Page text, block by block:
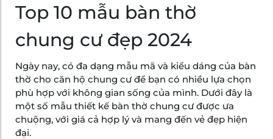
Top 10 mẫu bàn thờ
chung cư đẹp 2024
Ngày nay, có đa dạng mẫu mã và kiểu dáng của bàn
thờ cho căn hộ chung cư để bạn có nhiều lựa chọn
phù hợp với không gian sống của mình. Dưới đây là
một số mẫu thiết kế bàn thờ chung cư được ưa
chuộng, với giá cả hợp lý và mang đến vẻ đẹp hiện
đại.